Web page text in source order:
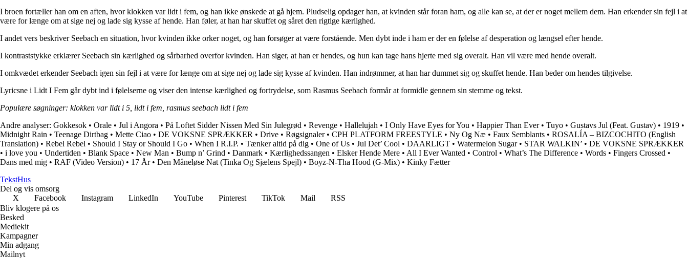
I broen fortæller han om en aften, hvor klokken var lidt i fem, og han ikke ønskede at gå hjem. Pludselig opdager han, at kvinden står foran ham, og alle kan se, at der er noget mellem dem. Han erkender sin fejl i at
være for længe om at sige nej og lade sig kysse af hende. Han føler, at han har skuffet og såret den rigtige kærlighed.
I andet vers beskriver Seebach en situation, hvor kvinden ikke orker noget, og han forsøger at være forstående. Men dybt inde i ham er der en følelse af desperation og længsel efter hende.
I kontraststykke erklærer Seebach sin kærlighed og sårbarhed overfor kvinden. Han siger, at han er hendes, og hun kan tage hans hjerte med sig overalt. Han vil være med hende overalt.
I omkvædet erkender Seebach igen sin fejl i at være for længe om at sige nej og lade sig kysse af kvinden. Han indrømmer, at han har dummet sig og skuffet hende. Han beder om hendes tilgivelse.
Lyricsne i Lidt I Fem går dybt ind i følelserne og viser den intense kærlighed og fortrydelse, som Rasmus Seebach formår at formidle gennem sin stemme og tekst.
Populære søgninger: klokken var lidt i 5, lidt i fem, rasmus seebach lidt i fem
Andre analyser: Gokkesok • Orale • Jul i Angora • På Loftet Sidder Nissen Med Sin Julegrød • Revenge • Hallelujah • I Only Have Eyes for You • Happier Than Ever• Tuyo • Gustavs Jul (Feat. Gustav) • 1919 •
Midnight Rain • Teenage Dirtbag • Mette Ciao • DE VOKSNE SPRÆKKER • Drive • Røgsignaler• CPH PLATFORM FREESTYLE • Ny Og Næ • Faux Semblants • ROSALÍA – BIZCOCHITO (English
Translation) • Rebel Rebel • Should I Stay or Should I Go • When I R.I.P. • Tænker altid på dig • One of Us • Jul Det’ Cool • DAARLIGT • Watermelon Sugar• STAR WALKIN’ • DE VOKSNE SPRÆKKER
• ​i love you • Undertiden • Blank Space • New Man • Bump n’ Grind • Danmark • Kærlighedssangen • Elsker Hende Mere • All I Ever Wanted • Control • What’s The Difference • Words • Fingers Crossed •
Dans med mig • RAF (Video Version) • 17 År• Den Måneløse Nat (Tinka Og Sjælens Spejl) • Boyz-N-Tha Hood (G-Mix) • Kinky Fætter
TekstHus
Del og vis omsorg
X
Facebook Instagram LinkedIn YouTube Pinterest TikTok Mail
RSS
Bliv klogere på os
Besked
Mediekit
Kampagner
Min adgang
Mailnyt